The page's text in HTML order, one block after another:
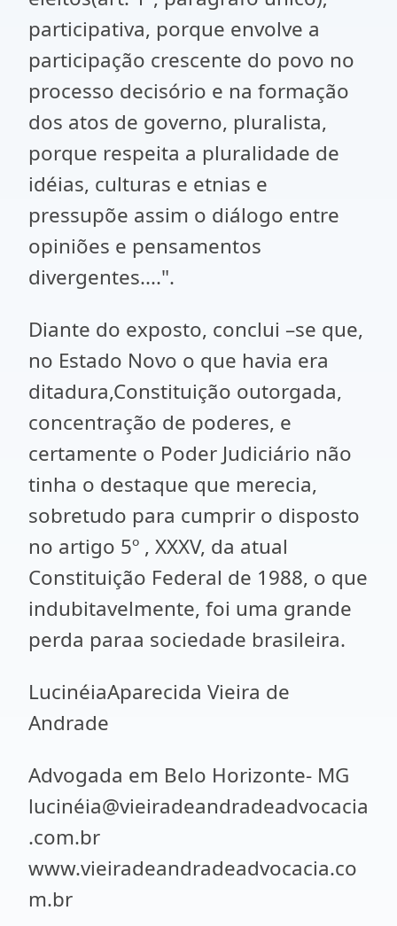
participativa, porque envolve a
participação crescente do povo no
processo decisório e na formação
dos atos de governo, pluralista,
porque respeita a pluralidade de
idéias, culturas e etnias e
pressupõe assim o diálogo entre
opiniões e pensamentos
divergentes....".
Diante do exposto, conclui –se que,
no Estado Novo o que havia era
ditadura,Constituição outorgada,
concentração de poderes, e
certamente o Poder Judiciário não
tinha o destaque que merecia,
sobretudo para cumprir o disposto
no artigo 5º , XXXV, da atual
Constituição Federal de 1988, o que
indubitavelmente, foi uma grande
perda paraa sociedade brasileira.
LucinéiaAparecida Vieira de
Andrade
Advogada em Belo Horizonte- MG
lucinéia@vieiradeandradeadvocacia
.com.br
www.vieiradeandradeadvocacia.co
m.br